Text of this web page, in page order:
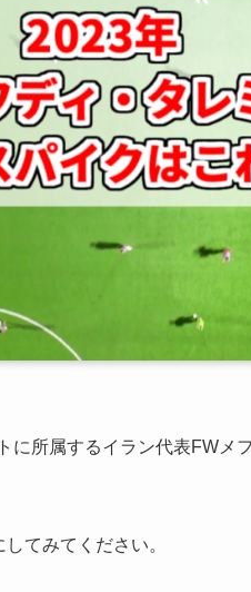
に所属するイラン代表FWメ
てみてください。